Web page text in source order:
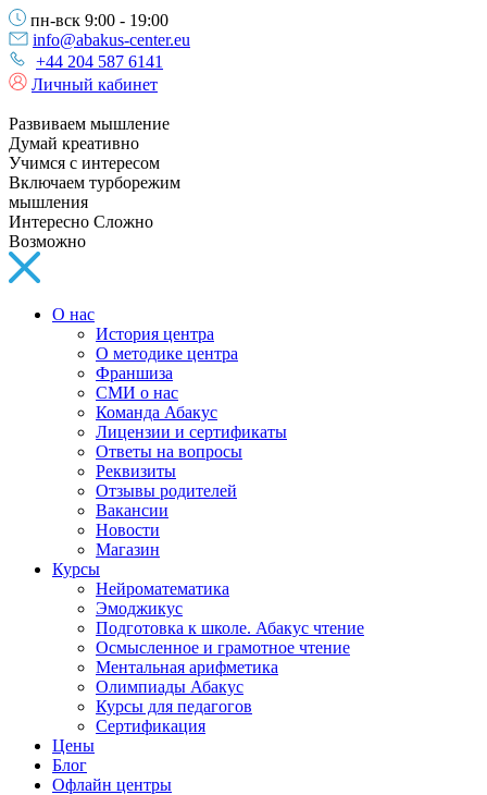
пн-вск 9:00 - 19:00
info@abakus-center.eu
+44 204 587 6141
Личный кабинет
Развиваем мышление
Думай креативно
Учимся с интересом
Включаем турборежим
мышления
Интересно Сложно
Возможно
О нас
История центра
О методике центра
Франшиза
СМИ о нас
Команда Абакус
Лицензии и сертификаты
Ответы на вопросы
Реквизиты
Отзывы родителей
Вакансии
Новости
Магазин
Курсы
Нейроматематика
Эмоджикус
Подготовка к школе. Абакус чтение
Осмысленное и грамотное чтение
Ментальная арифметика
Олимпиады Абакус
Курсы для педагогов
Сертификация
Цены
Блог
Офлайн центры